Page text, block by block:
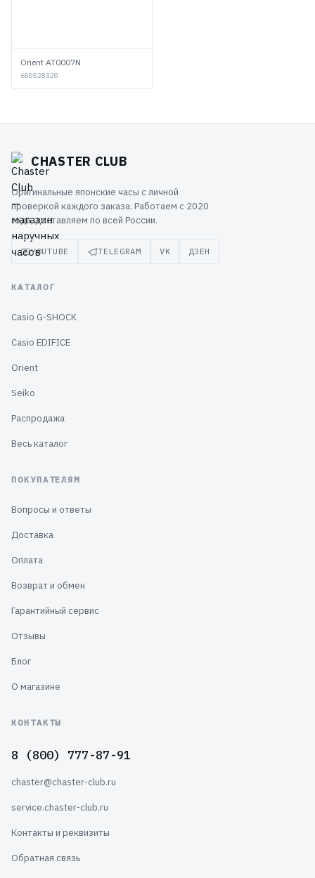
Orient AT0007N
650528320
CHASTER CLUB
Оригинальные японские часы с личной
проверкой каждого заказа. Работаем с 2020
года, доставляем по всей России.
YOUTUBE TELEGRAM VK ДЗЕН
КАТАЛОГ
Casio G-SHOCK
Casio EDIFICE
Orient
Seiko
Распродажа
Весь каталог
ПОКУПАТЕЛЯМ
Вопросы и ответы
Доставка
Оплата
Возврат и обмен
Гарантийный сервис
Отзывы
Блог
О магазине
КОНТАКТЫ
8 (800) 777-87-91
chaster@chaster-club.ru
service.chaster-club.ru
Контакты и реквизиты
Обратная связь